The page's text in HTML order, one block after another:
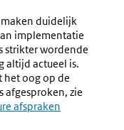
duidelijk
implementatie
strikter wordende
altijd actueel is.
het oog op de
afgesproken, zie
afspraken